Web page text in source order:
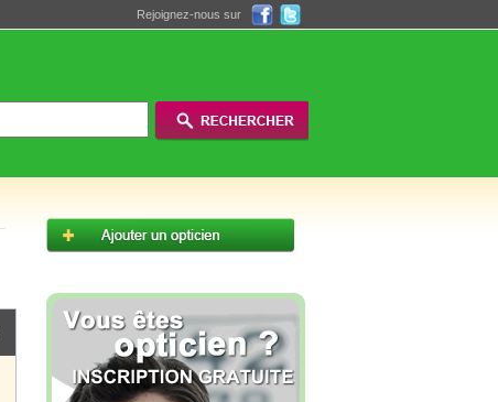
Rejoignez-nous sur